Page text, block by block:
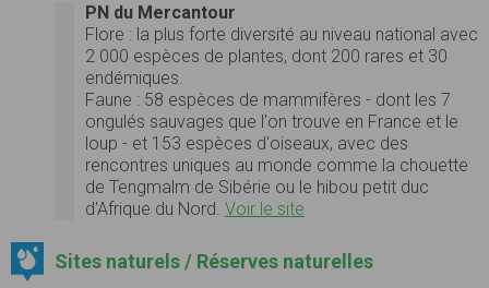
PN du Mercantour
Flore : la plus forte diversité au niveau national avec
2 000 espèces de plantes, dont 200 rares et 30
endémiques.
Faune : 58 espèces de mammifères - dont les 7
ongulés sauvages que l'on trouve en France et le
loup - et 153 espèces d'oiseaux, avec des
rencontres uniques au monde comme la chouette
de Tengmalm de Sibérie ou le hibou petit duc
d'Afrique du Nord. Voir le site
Sites naturels / Réserves naturelles